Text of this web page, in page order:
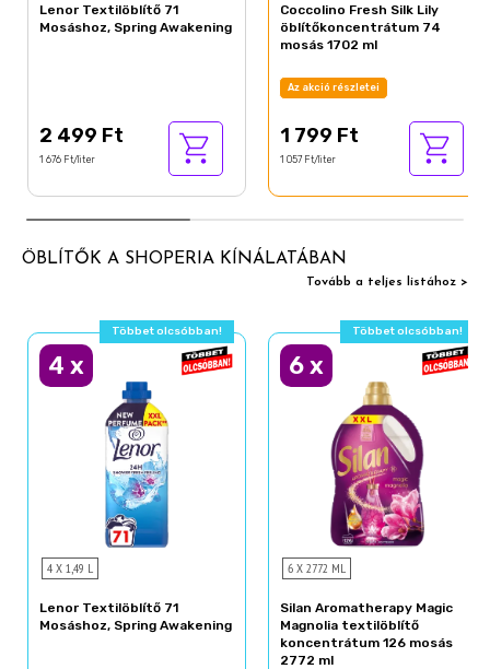
Lenor Textilöblítő 71
Mosáshoz, Spring Awakening
2 499 Ft
1 676 Ft/liter
Coccolino Fresh Silk Lily
öblítőkoncentrátum 74
mosás 1702 ml
Az akció részletei
1 799 Ft
1 057 Ft/liter
ÖBLÍTŐK A SHOPERIA KÍNÁLATÁBAN
Tovább a teljes listához >
Többet olcsóbban!
4 x
4 X 1,49 L
Lenor Textilöblítő 71
Mosáshoz, Spring Awakening
Többet olcsóbban!
6x
6 X 2772 ML
Silan Aromatherapy Magic
Magnolia textilöblítő
koncentrátum 126 mosás
2772 ml